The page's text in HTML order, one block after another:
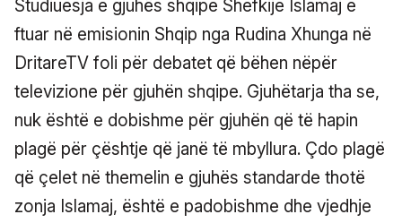
Studiuesja e gjuhës shqipe Shefkije Islamaj e
ftuar në emisionin Shqip nga Rudina Xhunga në
DritareTV foli për debatet që bëhen nëpër
televizione për gjuhën shqipe. Gjuhëtarja tha se,
nuk është e dobishme për gjuhën që të hapin
plagë për çështje që janë të mbyllura. Çdo plagë
që çelet në themelin e gjuhës standarde thotë
zonja Islamaj, është e padobishme dhe vjedhje